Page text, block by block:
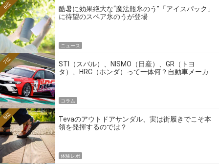
酷暑に効果絶大な“魔法瓶氷のう”「アイスパック」
に待望のスペア氷のうが登場
6位
ニュース
STI（スバル）、NISMO（日産）、GR（トヨ
タ）、HRC（ホンダ）って一体何？自動車メーカ
7位
コラム
Tevaのアウトドアサンダル、実は街履きでこそ本
領を発揮するのでは？
8位
体験レポ